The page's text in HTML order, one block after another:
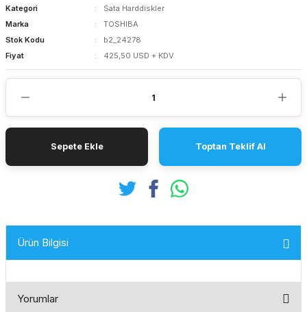
Kategori
Sata Harddiskler
Marka
TOSHIBA
Stok Kodu
b2_24278
Fiyat
425,50 USD + KDV
Sepete Ekle Toptan Teklif Al
Ürün Bilgisi
Yorumlar